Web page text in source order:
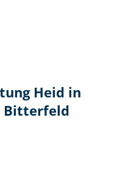
Heid in
Bitterfeld